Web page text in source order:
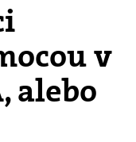
v
alebo